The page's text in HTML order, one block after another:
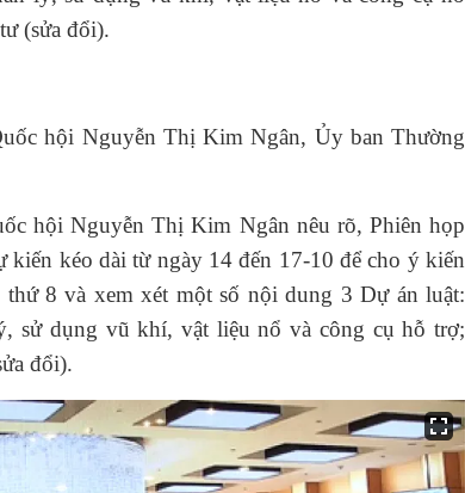
(sửa đổi).
hội Nguyễn Thị Kim Ngân, Ủy ban Thường
hội Nguyễn Thị Kim Ngân nêu rõ, Phiên họp
kéo dài từ ngày 14 đến 17-10 để cho ý kiến
8 và xem xét một số nội dung 3 Dự án luật:
sử dụng vũ khí, vật liệu nổ và công cụ hỗ trợ;
đổi).